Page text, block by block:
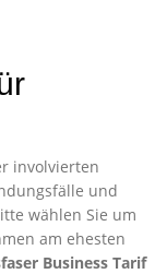
involvierten
und
wählen Sie um
am ehesten
Business Tarif